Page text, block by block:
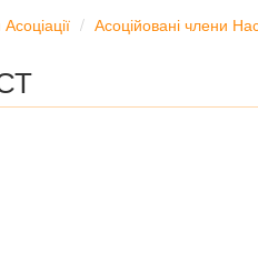
Асоційовані члени